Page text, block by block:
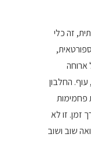
זה כלי
ארוחה
החלבון
פחמימות
זמן. זו לא
שוב ושוב